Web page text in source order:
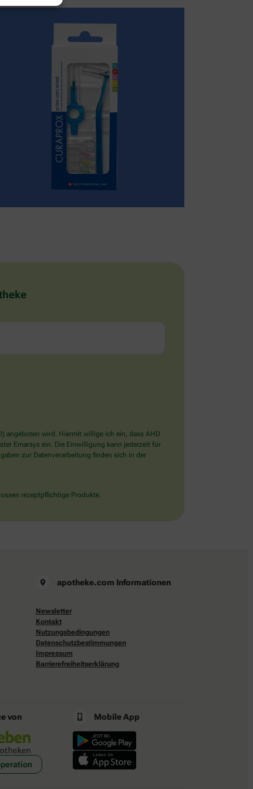
angeboten wird. Hiermit willige ich ein, dass AHD
Emarsys ein. Die Einwilligung kann jederzeit für
zur Datenverarbeitung finden sich in der
rezeptpflichtige Produkte.
apotheke.com Informationen
Newsletter
Kontakt
Nutzungsbedingungen
Datenschutzbestimmungen
Impressum
Barrierefreiheitserklärung
von Mobile App